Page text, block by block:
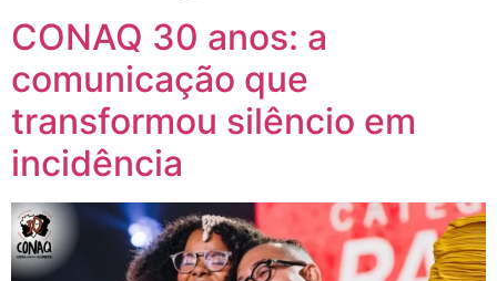
CONAQ 30 anos: a
comunicação que
transformou silêncio em
incidência